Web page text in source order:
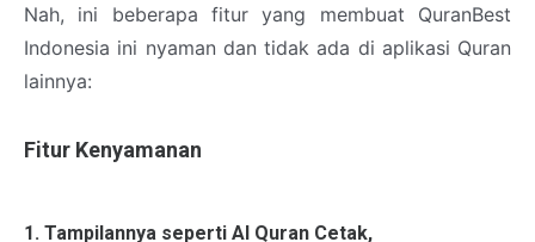
Nah, ini beberapa fitur yang membuat QuranBest
Indonesia ini nyaman dan tidak ada di aplikasi Quran
lainnya:
Fitur Kenyamanan
1. Tampilannya seperti Al Quran Cetak,